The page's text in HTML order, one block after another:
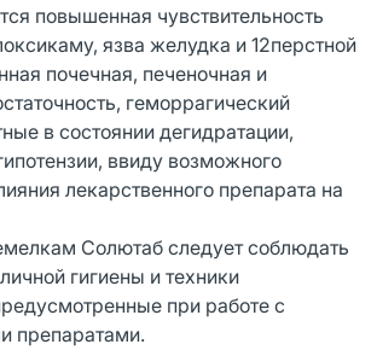
повышенная чувствительность
язва желудка и 12перстной
почечная, печеночная и
геморрагический
в состоянии дегидратации,
ввиду возможного
лекарственного препарата на
Солютаб следует соблюдать
гигиены и техники
при работе с
препаратами.